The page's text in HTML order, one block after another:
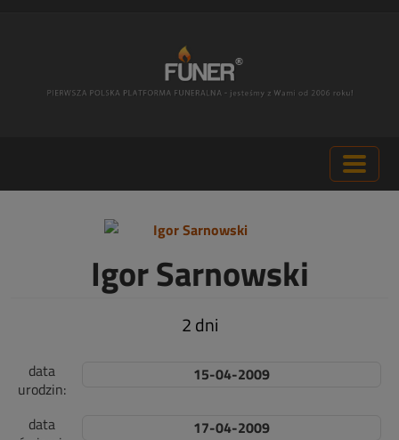
Igor Sarnowski
2 dni
data
urodzin:
15-04-2009
data
17-04-2009